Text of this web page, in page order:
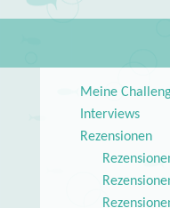
Meine
Interviews
Rezensionen